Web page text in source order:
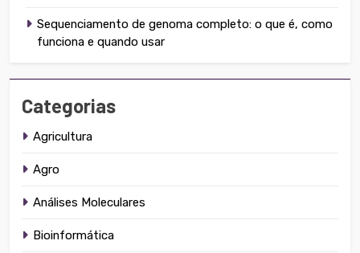
Sequenciamento de genoma completo: o que é, como
funciona e quando usar
Categorias
Agricultura
Agro
Análises Moleculares
Bioinformática